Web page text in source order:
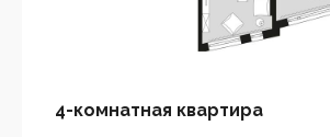
4-комнатная квартира